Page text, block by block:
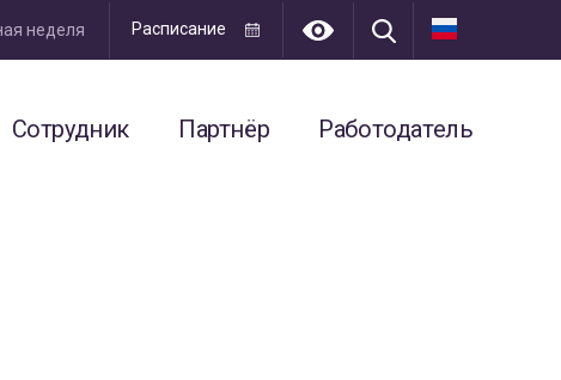
неделя Расписание
Сотрудник Партнёр Работодатель